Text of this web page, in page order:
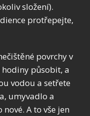
složení).
protřepejte,
povrchy v
působit, a
vodou a setřete
umyvadlo a
A to vše jen